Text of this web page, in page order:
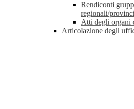
Rendiconti
regionali/
Atti degli organi
Articolazione degli